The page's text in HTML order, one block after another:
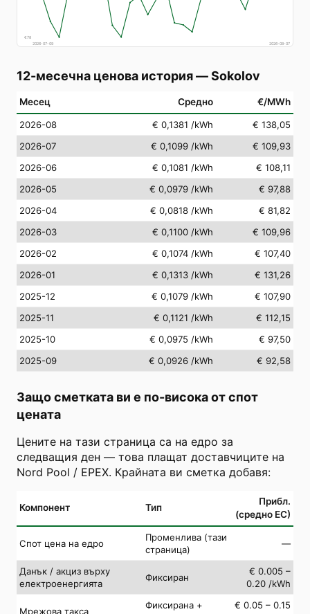
€78
2026-07-09
2026-08-07
12-месечна ценова история—Sokolov
Месец Средно €/MWh
2026-08 € 0,1381 /kWh
€ 138,05
2026-07
€ 0,1099 /kWh
€ 109,93
2026-06
€ 0,1081 /kWh
€ 108,11
2026-05
€ 0,0979 /kWh
€ 97,88
2026-04
€ 0,0818 /kWh
€ 81,82
2026-03
€ 0,1100 /kWh
€ 109,96
2026-02
€ 0,1074 /kWh
€ 107,40
2026-01
€ 0,1313 /kWh
€ 131,26
2025-12
€ 0,1079 /kWh
€ 107,90
2025-11
€ 0,1121 /kWh
€ 112,15
2025-10
€ 0,0975 /kWh
€ 97,50
2025-09
€ 0,0926 /kWh € 92,58
Защо сметката ви е по-висока от спот
цената
Цените на тази страница са на едро за
следващия ден — това плащат доставчиците на
Nord Pool / EPEX. Крайната ви сметка добавя:
Компонент Тип
Прибл.
(средно ЕС)
Спот цена на едро
Променлива (тази
страница)
—
Данък / акциз върху
електроенергията
Фиксиран
€ 0.005 –
0.20 /kWh
Мрежова такса
Фиксирана +
€ 0.05 – 0.15